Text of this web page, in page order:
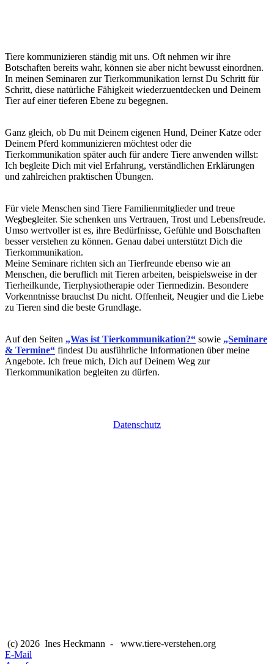
Tiere kommunizieren ständig mit uns. Oft nehmen wir ihre
Botschaften bereits wahr, können sie aber nicht bewusst einordnen.
In meinen Seminaren zur Tierkommunikation lernst Du Schritt für
Schritt, diese natürliche Fähigkeit wiederzuentdecken und Deinem
Tier auf einer tieferen Ebene zu begegnen.
Ganz gleich, ob Du mit Deinem eigenen Hund, Deiner Katze oder
Deinem Pferd kommunizieren möchtest oder die
Tierkommunikation später auch für andere Tiere anwenden willst:
Ich begleite Dich mit viel Erfahrung, verständlichen Erklärungen
und zahlreichen praktischen Übungen.
Für viele Menschen sind Tiere Familienmitglieder und treue
Wegbegleiter. Sie schenken uns Vertrauen, Trost und Lebensfreude.
Umso wertvoller ist es, ihre Bedürfnisse, Gefühle und Botschaften
besser verstehen zu können. Genau dabei unterstützt Dich die
Tierkommunikation.
Meine Seminare richten sich an Tierfreunde ebenso wie an
Menschen, die beruflich mit Tieren arbeiten, beispielsweise in der
Tierheilkunde, Tierphysiotherapie oder Tiermedizin. Besondere
Vorkenntnisse brauchst Du nicht. Offenheit, Neugier und die Liebe
zu Tieren sind die beste Grundlage.
Auf den Seiten „Was ist Tierkommunikation?“ sowie „Seminare
& Termine“ findest Du ausführliche Informationen über meine
Angebote. Ich freue mich, Dich auf Deinem Weg zur
Tierkommunikation begleiten zu dürfen.
Datenschutz
(c) 2026 Ines Heckmann - www.tiere-verstehen.org
E-Mail